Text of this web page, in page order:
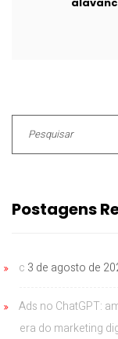
Postagens
c 3 de agosto de
Ads no ChatGPT:
era do marketing